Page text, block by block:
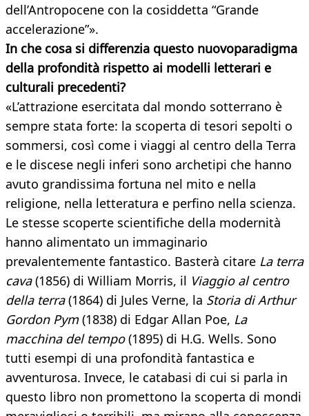
dell’Antropocene con la cosiddetta “Grande
accelerazione”».
In che cosa si differenzia questo nuovoparadigma
della profondità rispetto ai modelli letterari e
culturali precedenti?
«L’attrazione esercitata dal mondo sotterrano è
sempre stata forte: la scoperta di tesori sepolti o
sommersi, così come i viaggi al centro della Terra
e le discese negli inferi sono archetipi che hanno
avuto grandissima fortuna nel mito e nella
religione, nella letteratura e perfino nella scienza.
Le stesse scoperte scientifiche della modernità
hanno alimentato un immaginario
prevalentemente fantastico. Basterà citare La terra
cava(1856) di William Morris, il Viaggio al centro
della terra(1864) di Jules Verne, la Storia di Arthur
Gordon Pym(1838) di Edgar Allan Poe, La
macchina del tempo(1895) di H.G. Wells. Sono
tutti esempi di una profondità fantastica e
avventurosa. Invece, le catabasi di cui si parla in
questo libro non promettono la scoperta di mondi